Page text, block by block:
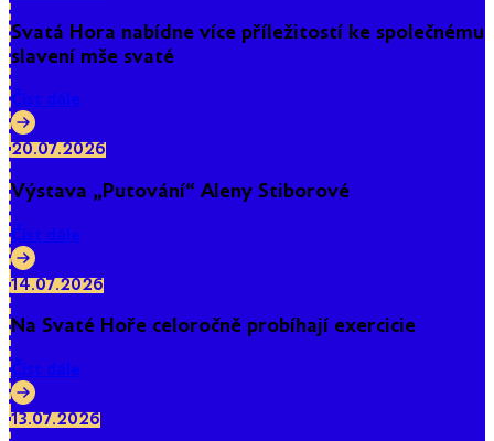
Svatá Hora nabídne více příležitostí ke společnému
slavení mše svaté
Číst dále
20.07.2026
Výstava „Putování“ Aleny Stiborové
Číst dále
14.07.2026
Na Svaté Hoře celoročně probíhají exercicie
Číst dále
13.07.2026